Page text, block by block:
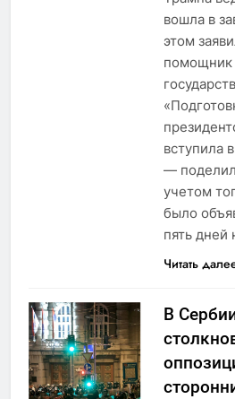
вошла в
этом
помощник
вступила
—
учетом
было
пять дней
Читать
В